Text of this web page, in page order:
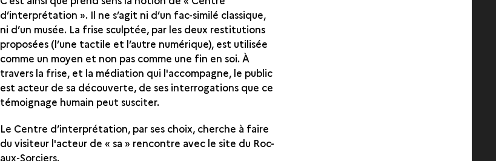
d’interprétation ». Il ne s’agit ni d’un fac-similé classique,
ni d’un musée. La frise sculptée, par les deux restitutions
proposées (l’une tactile et l’autre numérique), est utilisée
comme un moyen et non pas comme une fin en soi. À
travers la frise, et la médiation qui l'accompagne, le public
est acteur de sa découverte, de ses interrogations que ce
témoignage humain peut susciter.
Le Centre d’interprétation, par ses choix, cherche à faire
du visiteur l'acteur de « sa » rencontre avec le site du Roc-
aux-Sorciers.